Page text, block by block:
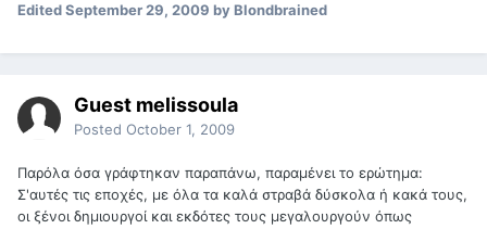
EditedSeptember 29, 2009 by Blondbrained
Guest melissoula
Posted October 1, 2009
Παρόλα όσα γράφτηκαν παραπάνω, παραμένει το ερώτημα:
Σ'αυτές τις εποχές, με όλα τα καλά στραβά δύσκολα ή κακά τους,
οι ξένοι δημιουργοί και εκδότες τους μεγαλουργούν όπως